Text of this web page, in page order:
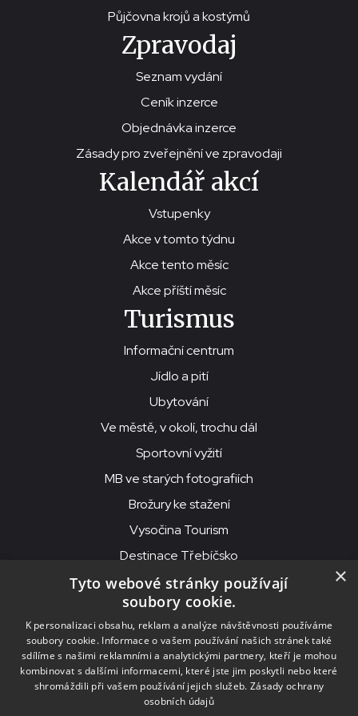
Půjčovna krojů a kostýmů
Zpravodaj
Seznam vydání
Ceník inzerce
Objednávka inzerce
Zásady pro zveřejnění ve zpravodaji
Kalendář akcí
Vstupenky
Akce v tomto týdnu
Akce tento měsíc
Akce příští měsíc
Turismus
Informační centrum
Jídlo a pití
Ubytování
Ve městě, v okolí, trochu dál
Sportovní vyžití
MB ve starých fotografiích
Brožury ke stažení
Vysočina Tourism
Destinace Třebíčsko
© 2026MKS Beseda Mor. Budějovice
MKS Beseda, příspěvková organizace, Purcnerova 62, 676 02
Moravské Budějovice
IČO: 00091758, DIČ: CZ00091758, ID datové schránky: chjn2kd
×
Tyto webové stránky používají
soubory cookie.
K personalizaci obsahu, reklam a analýze návštěvnosti používáme
soubory cookie. Informace o vašem používání našich stránek také
sdílíme s našimi reklamními a analytickými partnery, kteří je mohou
kombinovat s dalšími informacemi, které jste jim poskytli nebo které
shromáždili při vašem používání jejich služeb. Zásady ochrany
osobních údajů